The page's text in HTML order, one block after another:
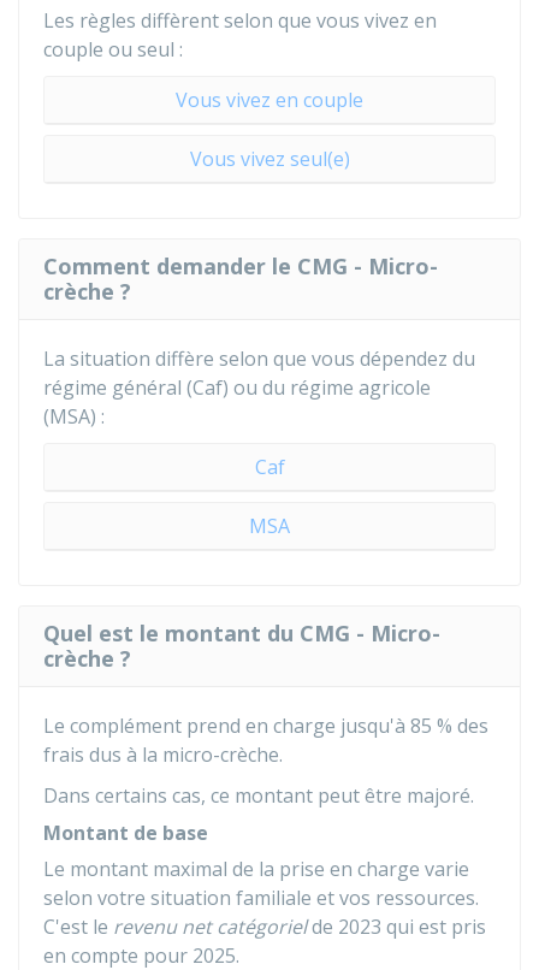
Les règles diffèrent selon que vous vivez en
couple ou seul :
Vous vivez en couple
Vous vivez seul(e)
Comment demander le CMG - Micro-
crèche ?
La situation diffère selon que vous dépendez du
régime général (Caf) ou du régime agricole
(MSA) :
Caf
MSA
Quel est le montant du CMG - Micro-
crèche ?
Le complément prend en charge jusqu'à 85 % des
frais dus à la micro-crèche.
Dans certains cas, ce montant peut être majoré.
Montant de base
Le montant maximal de la prise en charge varie
selon votre situation familiale et vos ressources.
C'est le revenu net catégorielde 2023 qui est pris
en compte pour 2025.